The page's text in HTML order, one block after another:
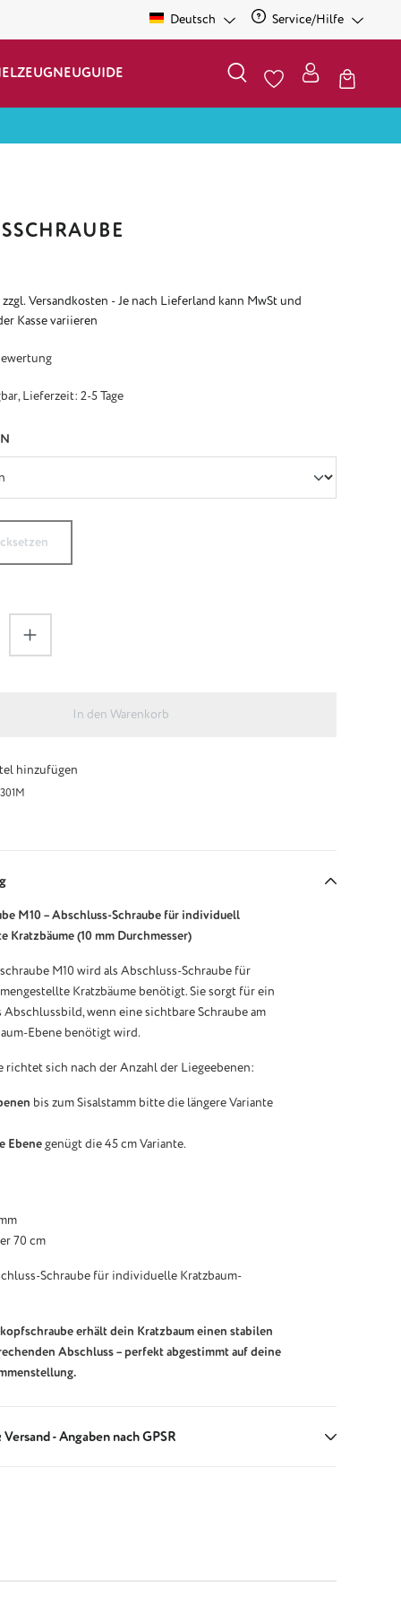
Deutsch Service/Hilfe
NEUGUIDE
Versandkosten - Je nach Lieferland kann MwSt und
Kasse variieren
von 4 von 5 Sternen
Lieferzeit: 2-5 Tage
AUSWÄHLEN
Gib den gewünschten Wert ein
In den Warenkorb
hinzufügen
M10 – Abschluss-Schraube für individuell
Kratzbäume (10 mm Durchmesser)
M10 wird als Abschluss-Schraube für
Kratzbäume benötigt. Sie sorgt für ein
Abschlussbild, wenn eine sichtbare Schraube am
Ebene benötigt wird.
richtet sich nach der Anzahl der Liegeebenen:
bis zum Sisalstamm bitte die längere Variante
Ebenegenügt die 45 cm Variante.
70 cm
Schraube für individuelle Kratzbaum-
erhält dein Kratzbaum einen stabilen
Abschluss – perfekt abgestimmt auf deine
- Angaben nach GPSR